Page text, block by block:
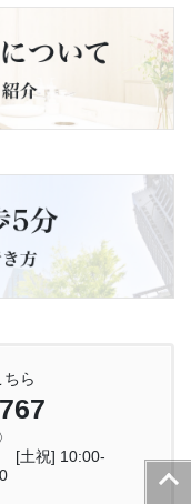
ら
[土祝] 10:00-